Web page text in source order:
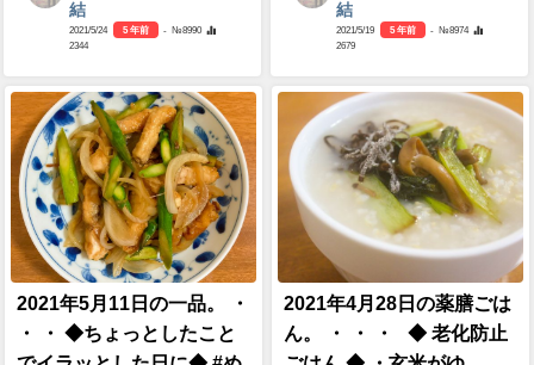
結
2021/5/24 5 年前
- №8990
2344
結
2021/5/19 5 年前
- №8974
2679
2021年5月11日の一品。 ・
・ ・ ◆ちょっとしたこと
2021年4月28日の薬膳ごは
ん。 ・ ・ ・ ◆ 老化防止